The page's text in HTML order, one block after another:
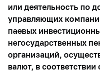
или деятельность по
управляющих
паевых
негосударственных
организаций,
валют, в